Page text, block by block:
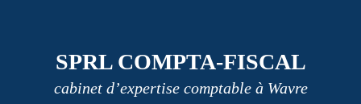
SPRL COMPTA-FISCAL
cabinet d’expertise comptable à Wavre